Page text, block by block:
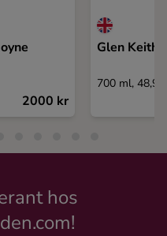
2000 kr
Glen Keith
700 ml,
hos